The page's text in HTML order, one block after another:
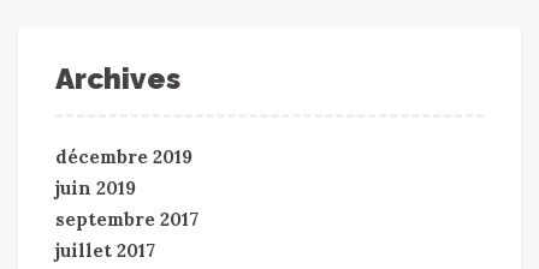
Archives
décembre 2019
juin 2019
septembre 2017
juillet 2017